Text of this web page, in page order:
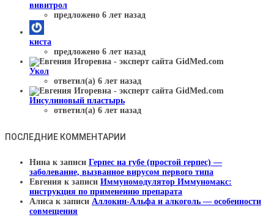
вивитрол
предложено 6 лет назад
киста
предложено 6 лет назад
Укол
ответил(а) 6 лет назад
Инсулиновый пластырь
ответил(а) 6 лет назад
ПОСЛЕДНИЕ КОММЕНТАРИИ
Нина к записи Герпес на губе (простой герпес) —
заболевание, вызванное вирусом первого типа
Евгения к записи Иммуномодулятор Иммуномакс:
инструкция по применению препарата
Алиса к записи Аллокин-Альфа и алкоголь — особенности
совмещения